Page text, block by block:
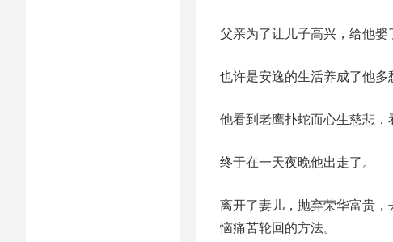
父亲为了让儿子高兴，给他娶
也许是安逸的生活养成了他多
他看到老鹰扑蛇而心生慈悲
终于在一天夜晚他出走了。
离开了妻儿，抛弃荣华富贵
恼痛苦轮回的方法。